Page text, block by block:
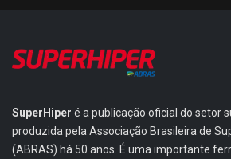
SuperHiper é a publicação oficial do setor
produzida pela Associação Brasileira de
(ABRAS) há 50 anos. É uma importante